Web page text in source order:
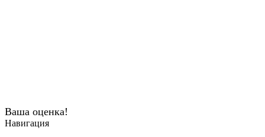
Ваша оценка!
Навигация